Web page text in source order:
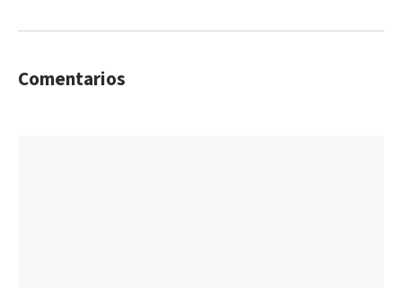
Comentarios